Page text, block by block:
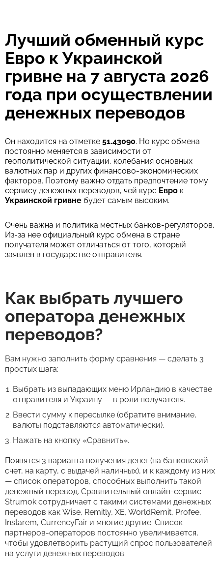
4925.44 UAH
Для новых пользователей первый перевод без комиссии и
лучший курс обмена
Комиссия Strumok, всегда 0%
Лучший обменный курс
Евро к Украинской
гривне на 7 августа 2026
года при осуществлении
денежных переводов
Он находится на отметке 51.43090. Но курс обмена
постоянно меняется в зависимости от
геополитической ситуации, колебания основных
валютных пар и других финансово-экономических
факторов. Поэтому важно отдать предпочтение тому
сервису денежных переводов, чей курс Евро к
Украинской гривне будет самым высоким.
Очень важна и политика местных банков-регуляторов.
Из-за нее официальный курс обмена в стране
получателя может отличаться от того, который
заявлен в государстве отправителя.
Как выбрать лучшего
оператора денежных
переводов?
Вам нужно заполнить форму сравнения — сделать 3
простых шага:
Выбрать из выпадающих меню Ирландию в качестве
отправителя и Украину — в роли получателя.
Ввести сумму к пересылке (обратите внимание,
валюты подставляются автоматически).
Нажать на кнопку «Сравнить».
Появятся 3 варианта получения денег (на банковский
счет, на карту, с выдачей наличных), и к каждому из них
— список операторов, способных выполнить такой
денежный перевод. Сравнительный онлайн-сервис
Strumok сотрудничает с такими системами денежных
переводов как Wise, Remitly, XE, WorldRemit, Profee,
Instarem, CurrencyFair и многие другие. Список
партнеров-операторов постоянно увеличивается,
чтобы удовлетворить растущий спрос пользователей
на услуги денежных переводов.